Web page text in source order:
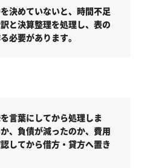
決めていないと、時間不足
と決算整理を処理し、表の
必要があります。
言葉にしてから処理しま
、負債が減ったのか、費用
してから借方・貸方へ置き